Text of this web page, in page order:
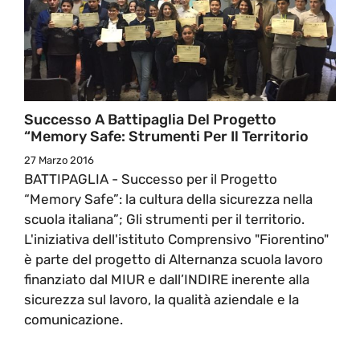
Successo A Battipaglia Del Progetto
“Memory Safe: Strumenti Per Il Territorio
27 Marzo 2016
BATTIPAGLIA - Successo per il Progetto
“Memory Safe”: la cultura della sicurezza nella
scuola italiana”; Gli strumenti per il territorio.
L'iniziativa dell'istituto Comprensivo "Fiorentino"
è parte del progetto di Alternanza scuola lavoro
finanziato dal MIUR e dall’INDIRE inerente alla
sicurezza sul lavoro, la qualità aziendale e la
comunicazione.